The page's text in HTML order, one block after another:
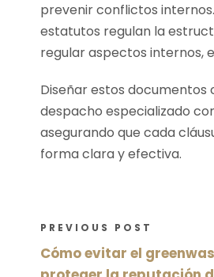
prevenir conflictos
estatutos regulan la
regular aspectos internos,
Diseñar estos documentos
despacho especializado
asegurando que cada
forma clara y efectiva.
PREVIOUS POST
Cómo evitar el